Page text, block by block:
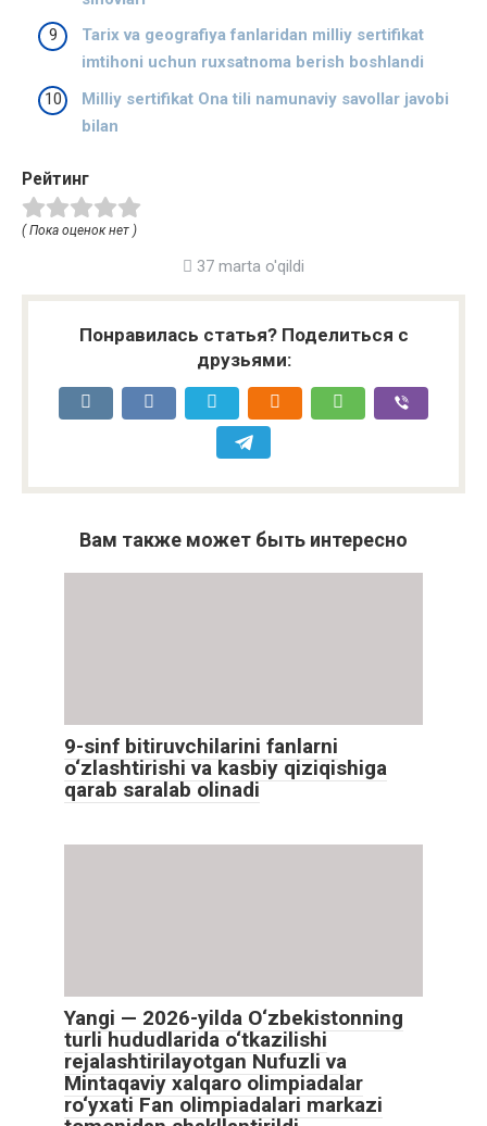
Tarix va geografiya fanlaridan milliy sertifikat
imtihoni uchun ruxsatnoma berish boshlandi
Milliy sertifikat Ona tili namunaviy savollar javobi
bilan
Рейтинг
( Пока оценок нет )
37 marta o'qildi
Понравилась статья? Поделиться с
друзьями:
Вам также может быть интересно
9-sinf bitiruvchilarini fanlarni
o‘zlashtirishi va kasbiy qiziqishiga
qarab saralab olinadi
Yangi — 2026-yilda O‘zbekistonning
turli hududlarida o‘tkazilishi
rejalashtirilayotgan Nufuzli va
Mintaqaviy xalqaro olimpiadalar
ro‘yxati Fan olimpiadalari markazi